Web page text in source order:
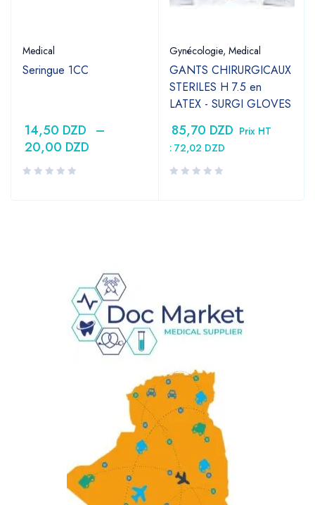
Medical
Seringue 1CC
14,50 DZD –
20,00 DZD
Gynécologie, Medical
GANTS CHIRURGICAUX
STERILES H 7.5 en
LATEX - SURGI GLOVES
85,70 DZD Prix HT
: 72,02 DZD